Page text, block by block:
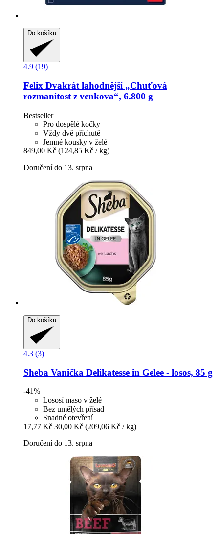
Do košíku
4.9 (19)
Felix Dvakrát lahodnější „Chuťová
rozmanitost z venkova“, 6.800 g
Bestseller
Pro dospělé kočky
Vždy dvě příchutě
Jemné kousky v želé
849,00 Kč (124,85 Kč / kg)
Doručení do 13. srpna
Do košíku
4.3 (3)
Sheba Vanička Delikatesse in Gelee -​ losos, 85 g
-41%
Lososí maso v želé
Bez umělých přísad
Snadné otevření
17,77 Kč 30,00 Kč (209,06 Kč / kg)
Doručení do 13. srpna